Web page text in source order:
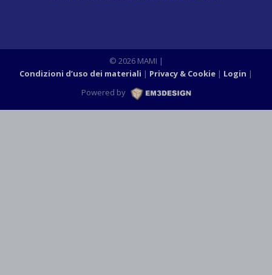
© 2026 MAMI |
Condizioni d’uso dei materiali
Privacy & Cookie Login |
Powered by